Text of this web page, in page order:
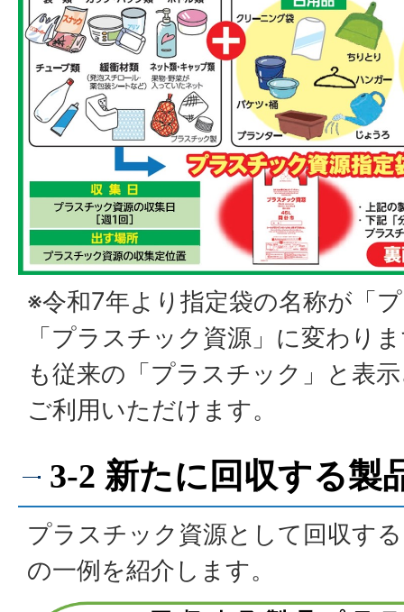
※令和7年より指定袋の名称が「
「プラスチック資源」に変わり
も従来の「プラスチック」と表
ご利用いただけます。
3-2 新たに回収する製
プラスチック資源として回収す
の一例を紹介します。